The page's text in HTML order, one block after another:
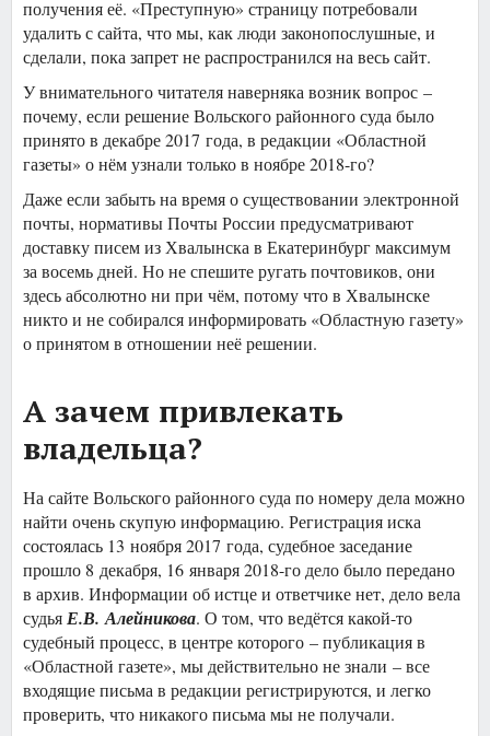
получения её. «Преступную» страницу потребовали
удалить с сайта, что мы, как люди законопослушные, и
сделали, пока запрет не распространился на весь сайт.
У внимательного читателя наверняка возник вопрос –
почему, если решение Вольского районного суда было
принято в декабре 2017 года, в редакции «Областной
газеты» о нём узнали только в ноябре 2018-го?
Даже если забыть на время о существовании электронной
почты, нормативы Почты России предусматривают
доставку писем из Хвалынска в Екатеринбург максимум
за восемь дней. Но не спешите ругать почтовиков, они
здесь абсолютно ни при чём, потому что в Хвалынске
никто и не собирался информировать «Областную газету»
о принятом в отношении неё решении.
А зачем привлекать
владельца?
На сайте Вольского районного суда по номеру дела можно
найти очень скупую информацию. Регистрация иска
состоялась 13 ноября 2017 года, судебное заседание
прошло 8 декабря, 16 января 2018-го дело было передано
в архив. Информации об истце и ответчике нет, дело вела
судьяЕ.В. Алейникова. О том, что ведётся какой-то
судебный процесс, в центре которого – публикация в
«Областной газете», мы действительно не знали – все
входящие письма в редакции регистрируются, и легко
проверить, что никакого письма мы не получали.